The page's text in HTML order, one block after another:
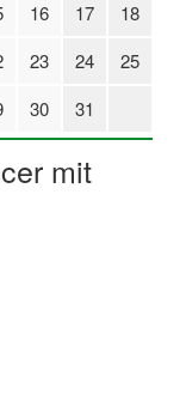
16 17
18
23 24
25
30 31
mit